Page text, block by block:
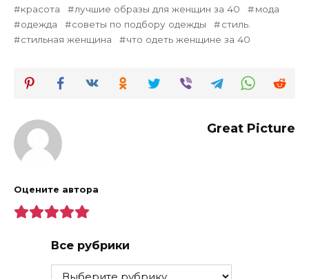
красота
лучшие образы для женщин за 40
мода
одежда
советы по подбору одежды
стиль.
стильная женщина
что одеть женщине за 40
Great Picture
Оцените автора
Все рубрики
Все